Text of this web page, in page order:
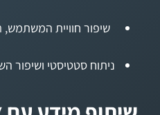
שיפור חוויית המשתמש,
ניתוח סטטיסטי ושיפור